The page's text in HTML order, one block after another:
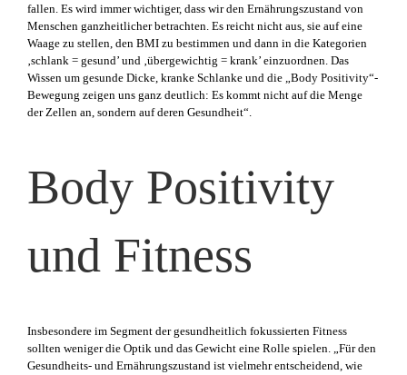
fallen. Es wird immer wichtiger, dass wir den Ernährungszustand von
Menschen ganzheitlicher betrachten. Es reicht nicht aus, sie auf eine
Waage zu stellen, den BMI zu bestimmen und dann in die Kategorien
‚schlank = gesund’ und ‚übergewichtig = krank’ einzuordnen. Das
Wissen um gesunde Dicke, kranke Schlanke und die „Body Positivity“-
Bewegung zeigen uns ganz deutlich: Es kommt nicht auf die Menge
der Zellen an, sondern auf deren Gesundheit“.
Body Positivity
und Fitness
Insbesondere im Segment der gesundheitlich fokussierten Fitness
sollten weniger die Optik und das Gewicht eine Rolle spielen. „Für den
Gesundheits- und Ernährungszustand ist vielmehr entscheidend, wie